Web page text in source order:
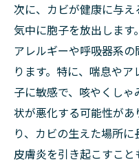
次に、カビが健康に与
気中に胞子を放出します
アレルギーや呼吸器系
ります。特に、喘息や
子に敏感で、咳やくし
状が悪化する可能性が
り、カビの生えた場所に
皮膚炎を引き起こすこと